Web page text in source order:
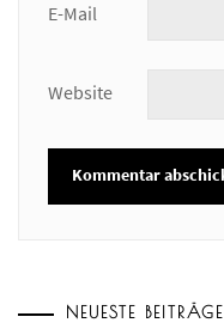
E-Mail
Website
NEUESTE BEITRÄGE